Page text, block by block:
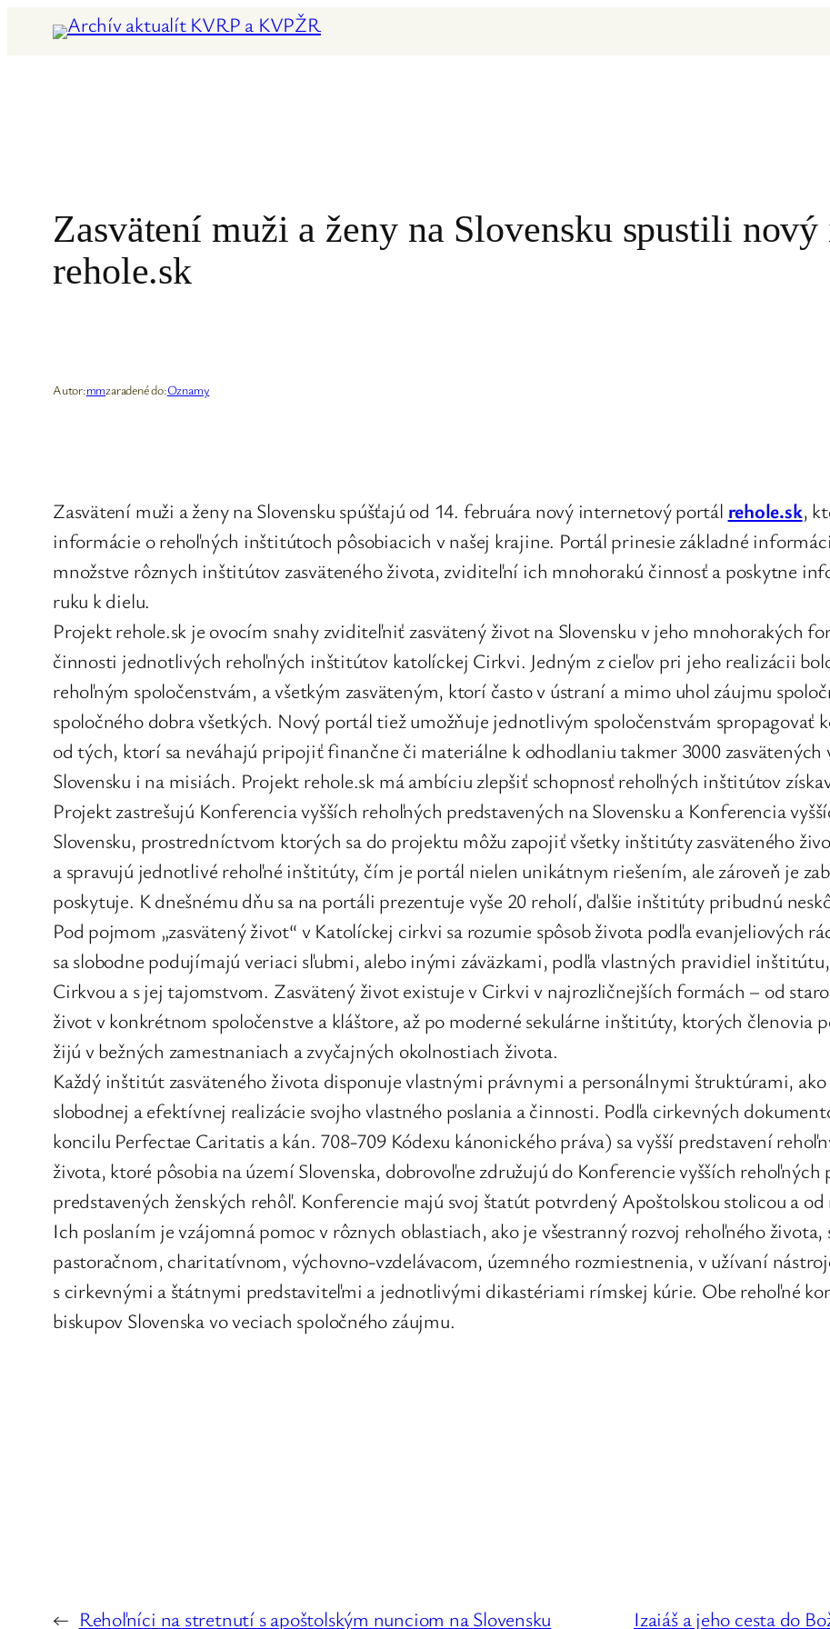
Prejsť
Zasvätení muži a ženy na Slovensku spustili
rehole.sk
Autor:mmzaradené do:Oznamy
Zasvätení muži a ženy na Slovensku spúšťajú od 14. februára nový internetový portál rehole.sk,
informácie o rehoľných inštitútoch pôsobiacich v našej krajine. Portál prinesie základné
množstve rôznych inštitútov zasväteného života, zviditeľní ich mnohorakú činnosť a poskytne
ruku k dielu.
Projekt rehole.sk je ovocím snahy zviditeľniť zasvätený život na Slovensku v jeho mnohorakých
činnosti jednotlivých rehoľných inštitútov katolíckej Cirkvi. Jedným z cieľov pri jeho realizácii
rehoľným spoločenstvám, a všetkým zasväteným, ktorí často v ústraní a mimo uhol záujmu
spoločného dobra všetkých. Nový portál tiež umožňuje jednotlivým spoločenstvám spropagovať
od tých, ktorí sa neváhajú pripojiť finančne či materiálne k odhodlaniu takmer 3000
Slovensku i na misiách. Projekt rehole.sk má ambíciu zlepšiť schopnosť rehoľných inštitútov
Projekt zastrešujú Konferencia vyšších rehoľných predstavených na Slovensku a Konferencia
Slovensku, prostredníctvom ktorých sa do projektu môžu zapojiť všetky inštitúty zasväteného
a spravujú jednotlivé rehoľné inštitúty, čím je portál nielen unikátnym riešením, ale zároveň je
poskytuje. K dnešnému dňu sa na portáli prezentuje vyše 20 reholí, ďalšie inštitúty pribudnú
Pod pojmom „zasvätený život“ v Katolíckej cirkvi sa rozumie spôsob života podľa evanjeliových
sa slobodne podujímajú veriaci sľubmi, alebo inými záväzkami, podľa vlastných pravidiel
Cirkvou a s jej tajomstvom. Zasvätený život existuje v Cirkvi v najrozličnejších formách – od
život v konkrétnom spoločenstve a kláštore, až po moderné sekulárne inštitúty, ktorých členovia
žijú v bežných zamestnaniach a zvyčajných okolnostiach života.
Každý inštitút zasväteného života disponuje vlastnými právnymi a personálnymi štruktúrami,
slobodnej a efektívnej realizácie svojho vlastného poslania a činnosti. Podľa cirkevných
koncilu Perfectae Caritatis a kán. 708-709 Kódexu kánonického práva) sa vyšší predstavení
života, ktoré pôsobia na území Slovenska, dobrovoľne združujú do Konferencie vyšších
predstavených ženských rehôľ. Konferencie majú svoj štatút potvrdený Apoštolskou stolicou a
Ich poslaním je vzájomná pomoc v rôznych oblastiach, ako je všestranný rozvoj rehoľného
pastoračnom, charitatívnom, výchovno-vzdelávacom, územného rozmiestnenia, v užívaní
s cirkevnými a štátnymi predstaviteľmi a jednotlivými dikastériami rímskej kúrie. Obe rehoľné
biskupov Slovenska vo veciach spoločného záujmu.
← Rehoľníci na stretnutí s apoštolským nunciom na Slovensku Izaiáš a jeho cesta do